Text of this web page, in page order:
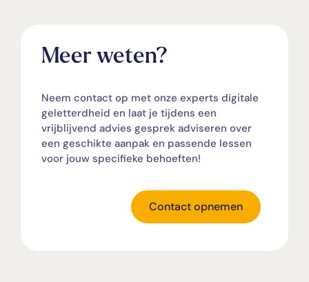
Meer weten?
Neem contact op met onze experts digitale
geletterdheid en laat je tijdens een
vrijblijvend advies gesprek adviseren over
een geschikte aanpak en passende lessen
voor jouw specifieke behoeften!
Contact opnemen